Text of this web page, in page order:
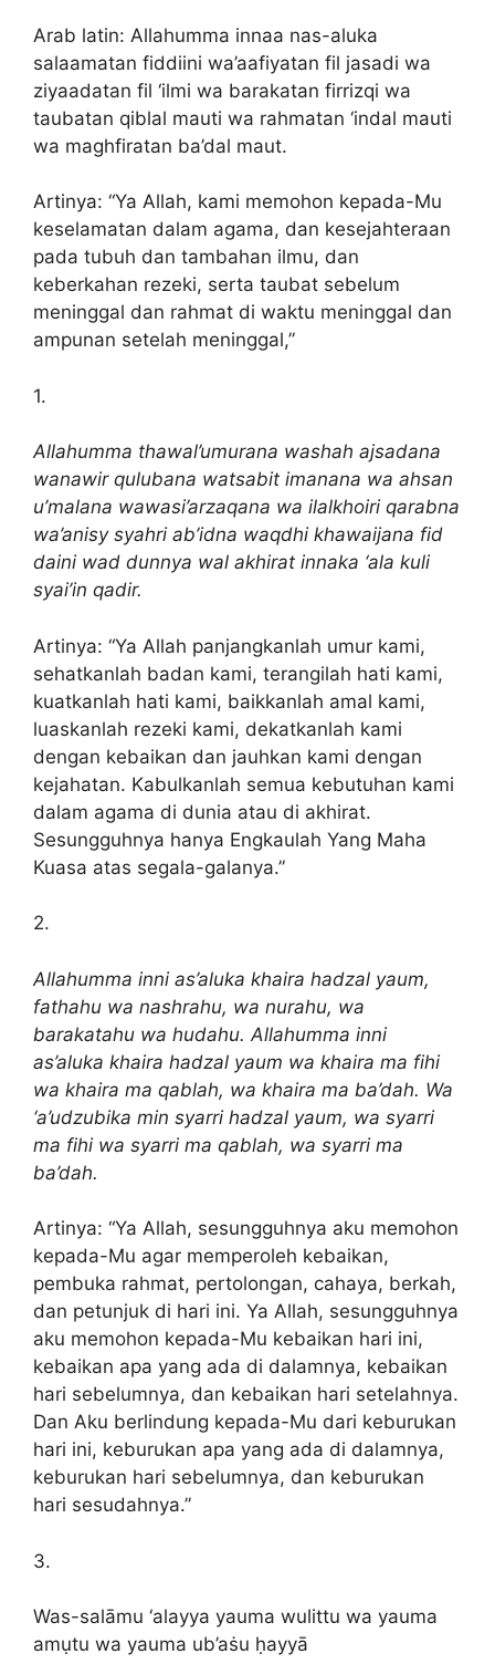
Arab latin: Allahumma innaa nas-aluka
salaamatan fiddiini wa’aafiyatan fil jasadi wa
ziyaadatan fil ‘ilmi wa barakatan firrizqi wa
taubatan qiblal mauti wa rahmatan ‘indal mauti
wa maghfiratan ba’dal maut.
Artinya: “Ya Allah, kami memohon kepada-Mu
keselamatan dalam agama, dan kesejahteraan
pada tubuh dan tambahan ilmu, dan
keberkahan rezeki, serta taubat sebelum
meninggal dan rahmat di waktu meninggal dan
ampunan setelah meninggal,”
1.
Allahumma thawal’umurana washah ajsadana
wanawir qulubana watsabit imanana wa ahsan
u’malana wawasi’arzaqana wa ilalkhoiri qarabna
wa’anisy syahri ab’idna waqdhi khawaijana fid
daini wad dunnya wal akhirat innaka ‘ala kuli
syai’in qadir.
Artinya: “Ya Allah panjangkanlah umur kami,
sehatkanlah badan kami, terangilah hati kami,
kuatkanlah hati kami, baikkanlah amal kami,
luaskanlah rezeki kami, dekatkanlah kami
dengan kebaikan dan jauhkan kami dengan
kejahatan. Kabulkanlah semua kebutuhan kami
dalam agama di dunia atau di akhirat.
Sesungguhnya hanya Engkaulah Yang Maha
Kuasa atas segala-galanya.”
2.
Allahumma inni as’aluka khaira hadzal yaum,
fathahu wa nashrahu, wa nurahu, wa
barakatahu wa hudahu. Allahumma inni
as’aluka khaira hadzal yaum wa khaira ma fihi
wa khaira ma qablah, wa khaira ma ba’dah. Wa
‘a’udzubika min syarri hadzal yaum, wa syarri
ma fihi wa syarri ma qablah, wa syarri ma
ba’dah.
Artinya: “Ya Allah, sesungguhnya aku memohon
kepada-Mu agar memperoleh kebaikan,
pembuka rahmat, pertolongan, cahaya, berkah,
dan petunjuk di hari ini. Ya Allah, sesungguhnya
aku memohon kepada-Mu kebaikan hari ini,
kebaikan apa yang ada di dalamnya, kebaikan
hari sebelumnya, dan kebaikan hari setelahnya.
Dan Aku berlindung kepada-Mu dari keburukan
hari ini, keburukan apa yang ada di dalamnya,
keburukan hari sebelumnya, dan keburukan
hari sesudahnya.”
3.
Was-salāmu ‘alayya yauma wulittu wa yauma
amụtu wa yauma ub’aṡu ḥayyā